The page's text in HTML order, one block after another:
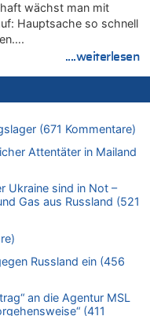
niedrig wie noch nie
wie noch nie
niedergestochen
wie noch nie
von Sinnen zu
wächst man mit
Hauptsache so schnell
....weiterlesen
(671 Kommentare)
Attentäter in Mailand
Ukraine sind in Not –
Gas aus Russland (521
Russland ein (456
an die Agentur MSL
(411